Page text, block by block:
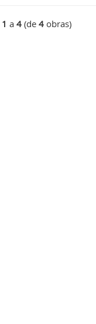
1 a 4 (de 4 obras)